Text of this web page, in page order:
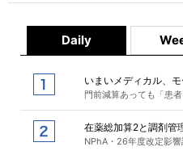
Daily
いまいメディカル、
門前減算あっても「患
在薬総加算2と調剤管
NPhA・26年度改定影